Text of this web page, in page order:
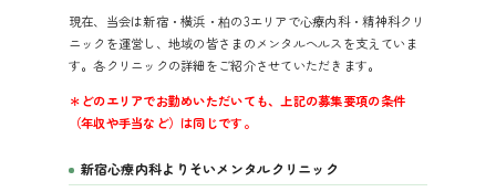
現在、当会は新宿・横浜・柏の3エリアで心療内科・精神科クリ
ニックを運営し、地域の皆さまのメンタルヘルスを支えていま
す。各クリニックの詳細をご紹介させていただきます。
＊どのエリアでお勤めいただいても、上記の募集要項の条件
（年収や手当など）は同じです。
新宿心療内科よりそいメンタルクリニック